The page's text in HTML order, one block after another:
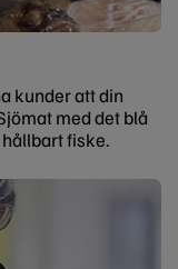
kunder att din
med det blå
fiske.